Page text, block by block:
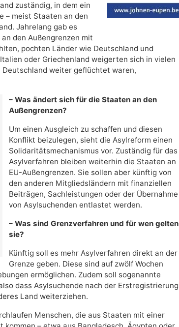
zuständig, in dem ein
– meist Staaten an den
Jahrelang gab es
den Außengrenzen mit
pochten Länder wie Deutschland und
oder Griechenland weigerten sich in vielen
weiter geflüchtet waren,
– Was ändert sich für die Staaten an den
Außengrenzen?
Um einen Ausgleich zu schaffen und diesen
Konflikt beizulegen, sieht die Asylreform einen
Solidaritätsmechanismus vor. Zuständig für das
Asylverfahren bleiben weiterhin die Staaten an
EU-Außengrenzen. Sie sollen aber künftig von
den anderen Mitgliedsländern mit finanziellen
Beiträgen, Sachleistungen oder der Übernahme
von Asylsuchenden entlastet werden.
– Was sind Grenzverfahren und für wen gelten
sie?
Künftig soll es mehr Asylverfahren direkt an der
Grenze geben. Diese sind auf zwölf Wochen
ermöglichen. Zudem soll sogenannte
dass Asylsuchende nach der Erstregistrierung
Land weiterziehen.
Menschen, die aus Staaten mit einer